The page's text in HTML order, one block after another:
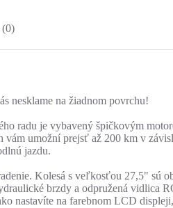
(0)
nesklame na žiadnom povrchu!
radu je vybavený špičkovým
umožní prejsť až 200 km v
jazdu.
Kolesá s veľkosťou 27,5" sú
brzdy a odpružená vidlica
nastavíte na farebnom LCD